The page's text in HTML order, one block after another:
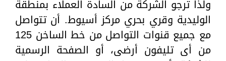
ولذا ترجو الشركة من السادة العملاء بمنطقة
الوليدية وقري بحري مركز أسيوط. أن تتواصل
مع جميع قنوات التواصل من خط الساخن 125
من أى تليفون أرضى، أو الصفحة الرسمية